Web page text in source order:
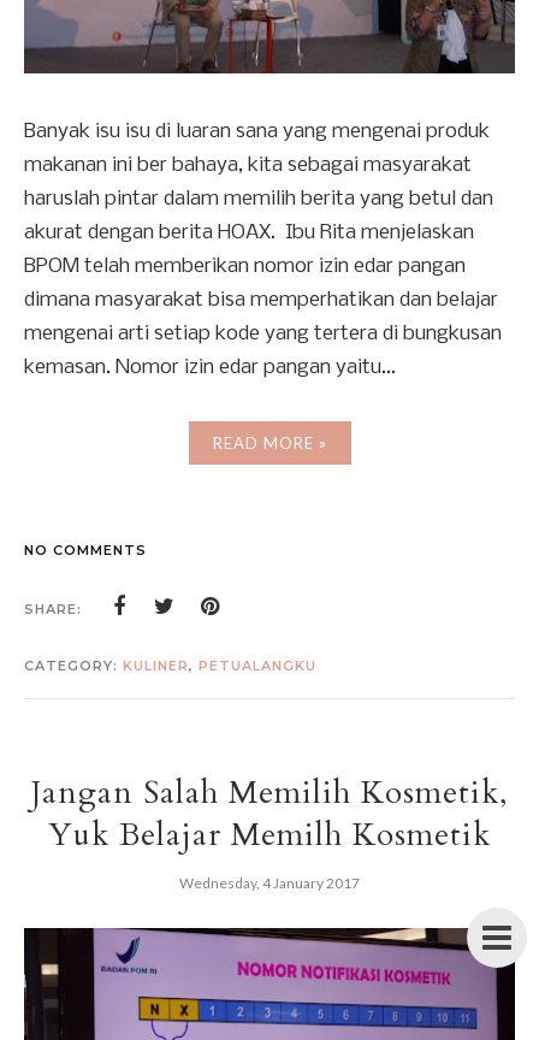
Banyak isu isu di luaran sana yang mengenai produk
makanan ini ber bahaya, kita sebagai masyarakat
haruslah pintar dalam memilih berita yang betul dan
akurat dengan berita HOAX. Ibu Rita menjelaskan
BPOM telah memberikan nomor izin edar pangan
dimana masyarakat bisa memperhatikan dan belajar
mengenai arti setiap kode yang tertera di bungkusan
kemasan. Nomor izin edar pangan yaitu...
READ MORE »
NO COMMENTS
SHARE:
CATEGORY: KULINER, PETUALANGKU
Jangan Salah Memilih Kosmetik,
Yuk Belajar Memilh Kosmetik
Wednesday, 4 January 2017